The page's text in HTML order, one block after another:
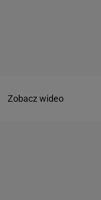
Zobacz wideo